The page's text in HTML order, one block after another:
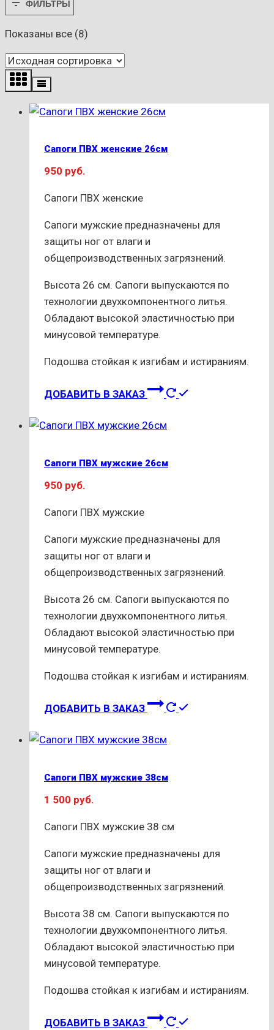
ФИЛЬТРЫ
Показаны все (8)
Сапоги ПВХ женские 26см
950 руб.
Сапоги ПВХ женские
Сапоги мужские предназначены для
защиты ног от влаги и
общепроизводственных загрязнений.
Высота 26 см. Сапоги выпускаются по
технологии двухкомпонентного литья.
Обладают высокой эластичностью при
минусовой температуре.
Подошва стойкая к изгибам и истираниям.
ДОБАВИТЬ В ЗАКАЗ
Этот
странице
Сапоги ПВХ мужские 26см
950 руб.
Сапоги ПВХ мужские
Сапоги мужские предназначены для
защиты ног от влаги и
общепроизводственных загрязнений.
Высота 26 см. Сапоги выпускаются по
технологии двухкомпонентного литья.
Обладают высокой эластичностью при
минусовой температуре.
Подошва стойкая к изгибам и истираниям.
ДОБАВИТЬ В ЗАКАЗ
Этот
странице
Сапоги ПВХ мужские 38см
1 500 руб.
Сапоги ПВХ мужские 38 см
Сапоги мужские предназначены для
защиты ног от влаги и
общепроизводственных загрязнений.
Высота 38 см. Сапоги выпускаются по
технологии двухкомпонентного литья.
Обладают высокой эластичностью при
минусовой температуре.
Подошва стойкая к изгибам и истираниям.
ДОБАВИТЬ В ЗАКАЗ
Этот